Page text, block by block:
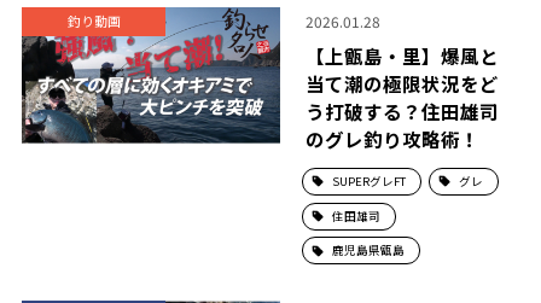
釣り動画 2026.01.28
【上甑島・里】爆風と
当て潮の極限状況をど
う打破する？住田雄司
のグレ釣り攻略術！
SUPERグレFT グレ
住田雄司
鹿児島県甑島